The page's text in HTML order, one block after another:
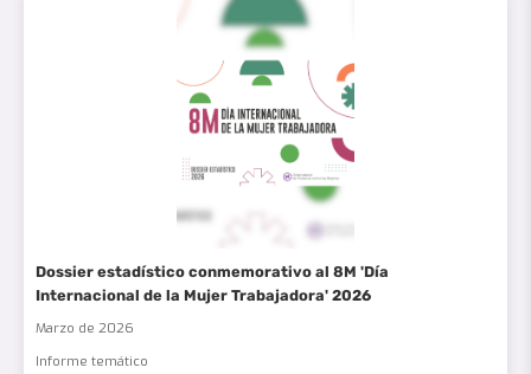
Dossier estadístico conmemorativo al 8M 'Día
Internacional de la Mujer Trabajadora' 2026
Marzo de 2026
Informe temático